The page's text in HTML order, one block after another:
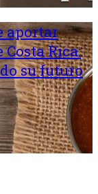
aportar
Costa Rica:
su futuro